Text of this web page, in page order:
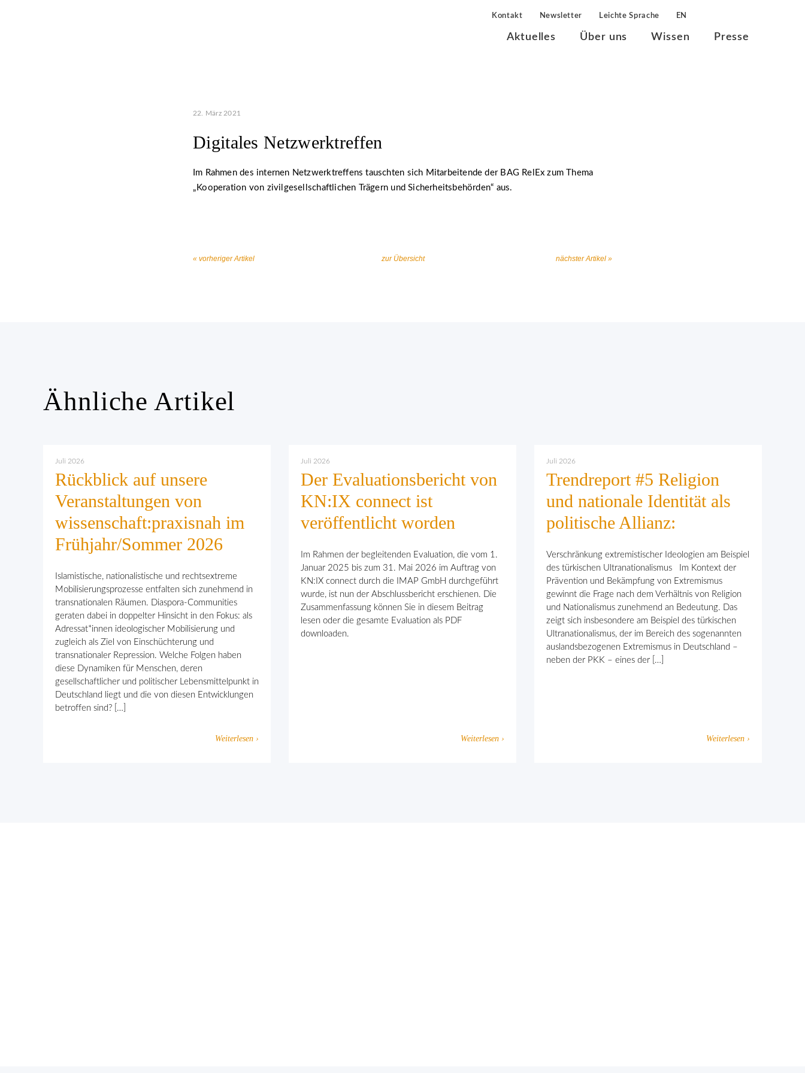
Kontakt Newsletter Leichte Sprache EN
Aktuelles Über uns Wissen Presse
22. März 2021
Digitales Netzwerktreffen
Im Rahmen des internen Netzwerktreffens tauschten sich Mitarbeitende der BAG RelEx zum Thema
„Kooperation von zivilgesellschaftlichen Trägern und Sicherheitsbehörden“ aus.
« vorheriger Artikel zur Übersicht nächster Artikel »
Ähnliche Artikel
Juli 2026
Rückblick auf unsere
Veranstaltungen von
wissenschaft:praxisnah im
Frühjahr/Sommer 2026
Islamistische, nationalistische und rechtsextreme
Mobilisierungsprozesse entfalten sich zunehmend in
transnationalen Räumen. Diaspora-Communities
geraten dabei in doppelter Hinsicht in den Fokus: als
Adressat*innen ideologischer Mobilisierung und
zugleich als Ziel von Einschüchterung und
transnationaler Repression. Welche Folgen haben
diese Dynamiken für Menschen, deren
gesellschaftlicher und politischer Lebensmittelpunkt in
Deutschland liegt und die von diesen Entwicklungen
betroffen sind? […]
Weiterlesen ›
Juli 2026
Der Evaluationsbericht von
KN:IX connect ist
veröffentlicht worden
Im Rahmen der begleitenden Evaluation, die vom 1.
Januar 2025 bis zum 31. Mai 2026 im Auftrag von
KN:IX connect durch die IMAP GmbH durchgeführt
wurde, ist nun der Abschlussbericht erschienen. Die
Zusammenfassung können Sie in diesem Beitrag
lesen oder die gesamte Evaluation als PDF
downloaden.
Weiterlesen ›
Juli 2026
Trendreport #5 Religion
und nationale Identität als
politische Allianz:
Verschränkung extremistischer Ideologien am Beispiel
des türkischen Ultranationalismus Im Kontext der
Prävention und Bekämpfung von Extremismus
gewinnt die Frage nach dem Verhält­nis von Religion
und Nationalismus zunehmend an Bedeutung. Das
zeigt sich insbesondere am Beispiel des türkischen
Ultranationalismus, der im Bereich des sogenannten
auslandsbezogenen Extremismus in Deutschland –
neben der PKK – eines der […]
Weiterlesen ›